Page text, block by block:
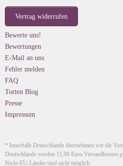
Vertrag widerrufen
Bewerte uns!
Bewertungen
E-Mail an uns
Fehler melden
FAQ
Torten Blog
Presse
Impressum
* Innerhalb Deutschlands übernehmen wir die
Deutschlands werden 11,90 Euro Versandkosten
Nicht-EU-Länder sind nicht möglich.